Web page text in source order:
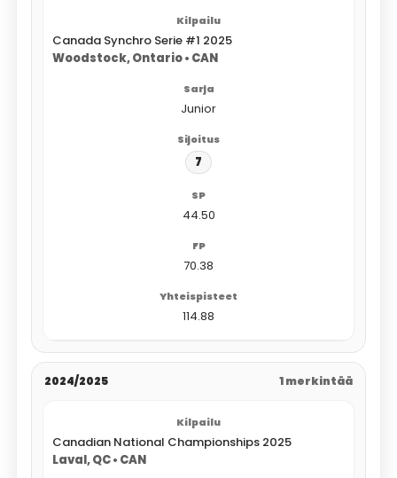
Canada Synchro Serie #1 2025
Woodstock, Ontario • CAN
Junior
7
44.50
70.38
114.88
2024/2025 1 merkintää
Canadian National Championships 2025
Laval, QC • CAN